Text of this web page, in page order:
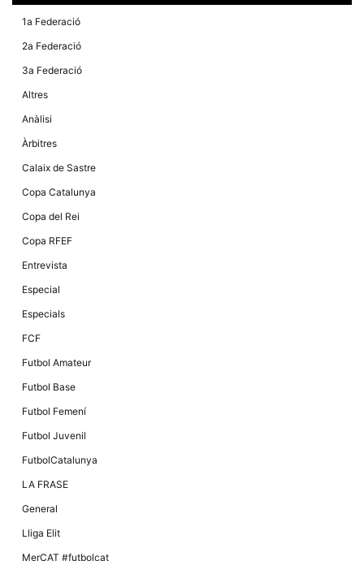
1a Federació
2a Federació
3a Federació
Altres
Anàlisi
Àrbitres
Calaix de Sastre
Copa Catalunya
Copa del Rei
Copa RFEF
Entrevista
Especial
Especials
FCF
Futbol Amateur
Futbol Base
Futbol Femení
Futbol Juvenil
FutbolCatalunya
LA FRASE
General
Lliga Elit
MerCAT #futbolcat